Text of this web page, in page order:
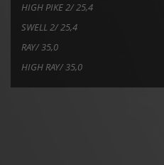
HIGH PIKE 2/ 25,4
SWELL 2/ 25,4
RAY/ 35,0
HIGH RAY/ 35,0